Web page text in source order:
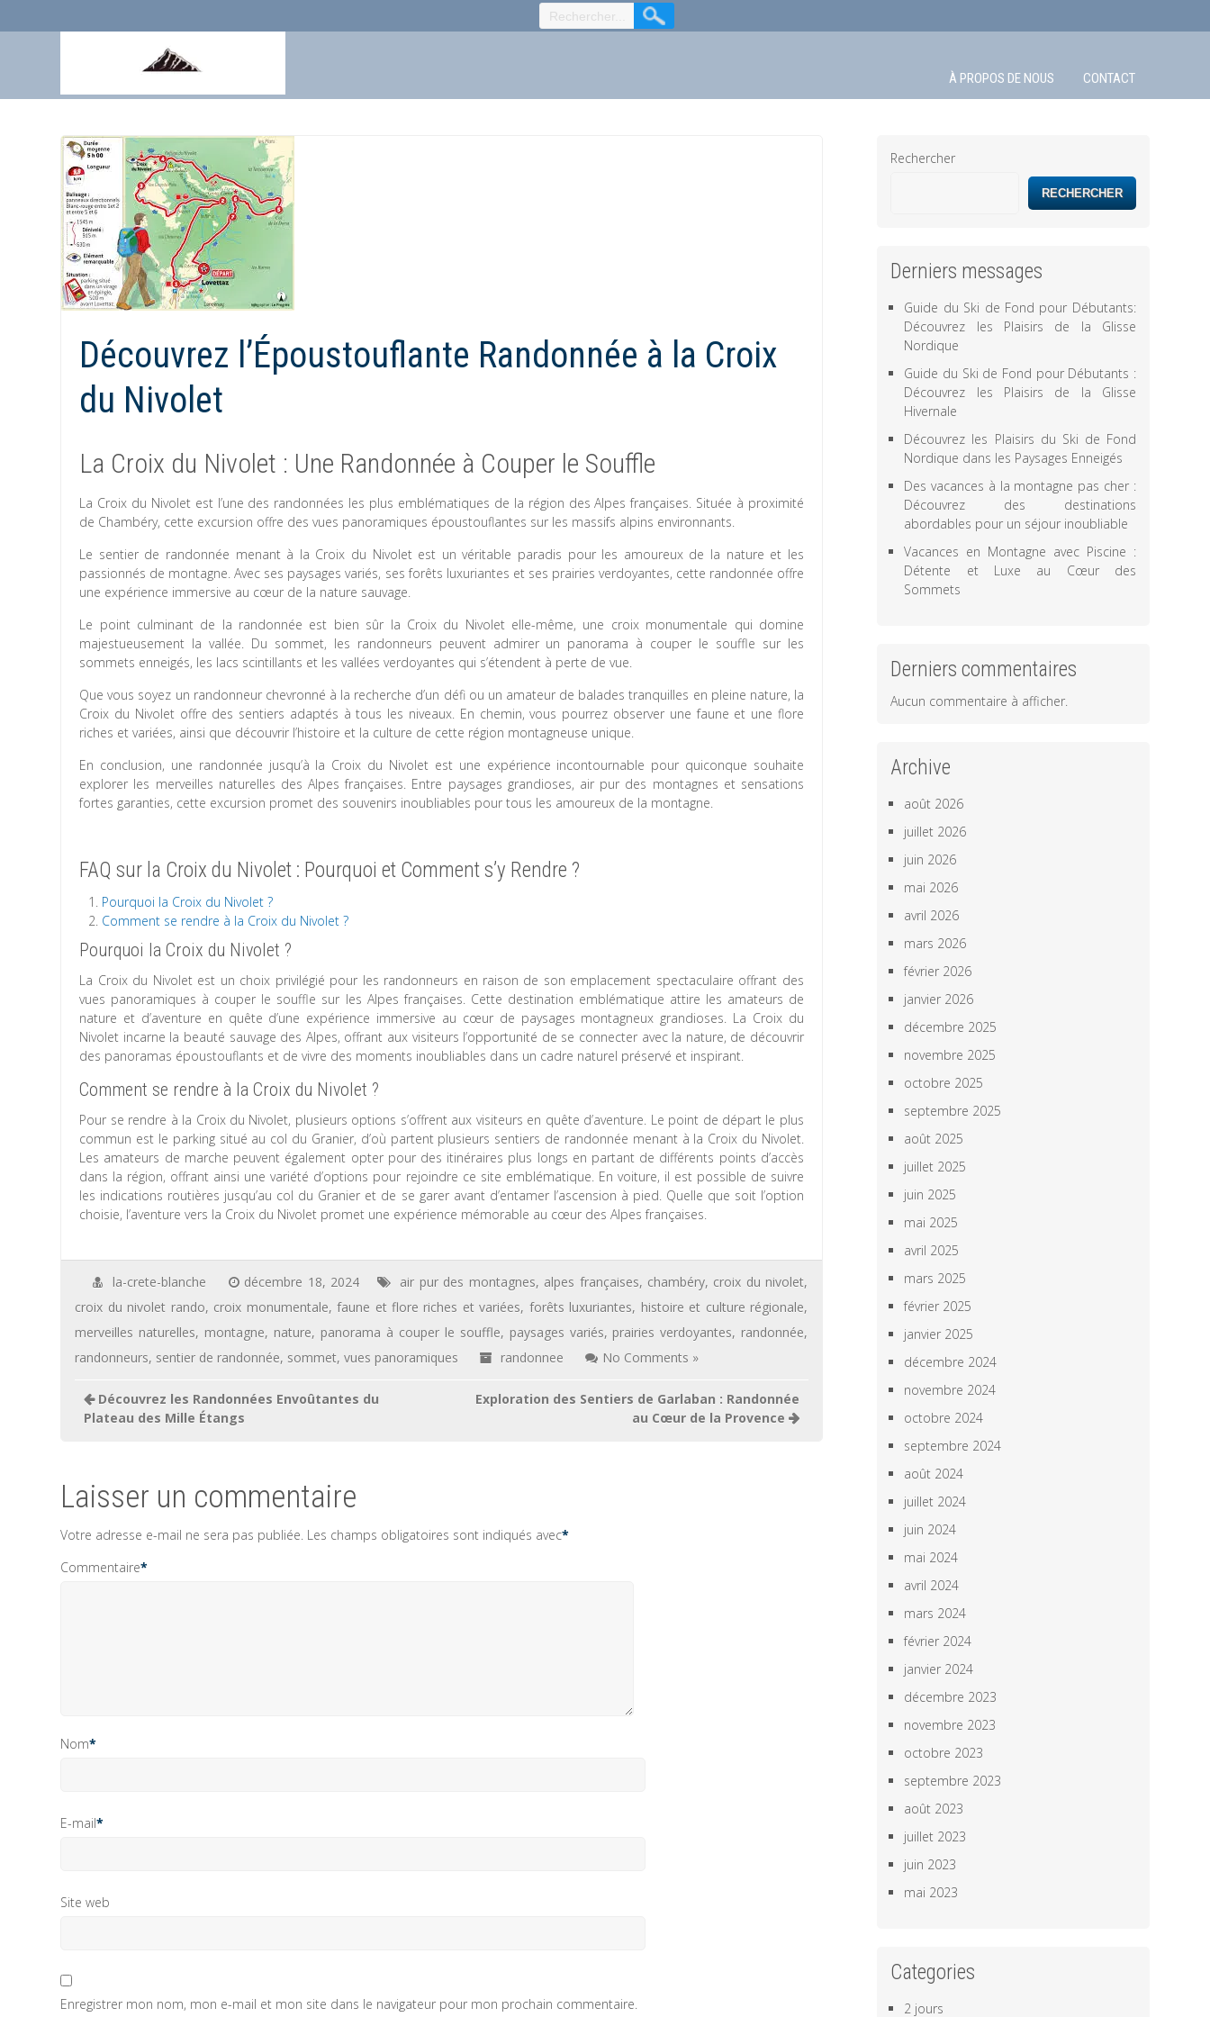
À PROPOS DE NOUS CONTACT
Découvrez l’Époustouflante Randonnée à la Croix
du Nivolet
La Croix du Nivolet : Une Randonnée à Couper le Souffle
La Croix du Nivolet est l’une des randonnées les plus emblématiques de la région des Alpes françaises. Située à proximité
de Chambéry, cette excursion offre des vues panoramiques époustouflantes sur les massifs alpins environnants.
Le sentier de randonnée menant à la Croix du Nivolet est un véritable paradis pour les amoureux de la nature et les
passionnés de montagne. Avec ses paysages variés, ses forêts luxuriantes et ses prairies verdoyantes, cette randonnée offre
une expérience immersive au cœur de la nature sauvage.
Le point culminant de la randonnée est bien sûr la Croix du Nivolet elle-même, une croix monumentale qui domine
majestueusement la vallée. Du sommet, les randonneurs peuvent admirer un panorama à couper le souffle sur les
sommets enneigés, les lacs scintillants et les vallées verdoyantes qui s’étendent à perte de vue.
Que vous soyez un randonneur chevronné à la recherche d’un défi ou un amateur de balades tranquilles en pleine nature, la
Croix du Nivolet offre des sentiers adaptés à tous les niveaux. En chemin, vous pourrez observer une faune et une flore
riches et variées, ainsi que découvrir l’histoire et la culture de cette région montagneuse unique.
En conclusion, une randonnée jusqu’à la Croix du Nivolet est une expérience incontournable pour quiconque souhaite
explorer les merveilles naturelles des Alpes françaises. Entre paysages grandioses, air pur des montagnes et sensations
fortes garanties, cette excursion promet des souvenirs inoubliables pour tous les amoureux de la montagne.
FAQ sur la Croix du Nivolet : Pourquoi et Comment s’y Rendre ?
Pourquoi la Croix du Nivolet ?
Comment se rendre à la Croix du Nivolet ?
Pourquoi la Croix du Nivolet ?
La Croix du Nivolet est un choix privilégié pour les randonneurs en raison de son emplacement spectaculaire offrant des
vues panoramiques à couper le souffle sur les Alpes françaises. Cette destination emblématique attire les amateurs de
nature et d’aventure en quête d’une expérience immersive au cœur de paysages montagneux grandioses. La Croix du
Nivolet incarne la beauté sauvage des Alpes, offrant aux visiteurs l’opportunité de se connecter avec la nature, de découvrir
des panoramas époustouflants et de vivre des moments inoubliables dans un cadre naturel préservé et inspirant.
Comment se rendre à la Croix du Nivolet ?
Pour se rendre à la Croix du Nivolet, plusieurs options s’offrent aux visiteurs en quête d’aventure. Le point de départ le plus
commun est le parking situé au col du Granier, d’où partent plusieurs sentiers de randonnée menant à la Croix du Nivolet.
Les amateurs de marche peuvent également opter pour des itinéraires plus longs en partant de différents points d’accès
dans la région, offrant ainsi une variété d’options pour rejoindre ce site emblématique. En voiture, il est possible de suivre
les indications routières jusqu’au col du Granier et de se garer avant d’entamer l’ascension à pied. Quelle que soit l’option
choisie, l’aventure vers la Croix du Nivolet promet une expérience mémorable au cœur des Alpes françaises.
la-crete-blanche décembre 18, 2024 air pur des montagnes, alpes françaises, chambéry, croix du nivolet,
croix du nivolet rando, croix monumentale,faune et flore riches et variées, forêts luxuriantes, histoire et culture régionale,
merveilles naturelles, montagne, nature, panorama à couper le souffle, paysages variés, prairies verdoyantes, randonnée,
randonneurs, sentier de randonnée, sommet,vues panoramiques randonnee No Comments »
Navigation
de
Découvrez les Randonnées Envoûtantes du
Plateau des Mille Étangs
Exploration des Sentiers de Garlaban : Randonnée
au Cœur de la Provence
Laisser un commentaire
Votre adresse e-mail ne sera pas publiée. Les champs obligatoires sont indiqués avec*
Commentaire*
Nom*
E-mail*
Site web
Enregistrer mon nom, mon e-mail et mon site dans le navigateur pour mon prochain commentaire.
Rechercher
RECHERCHER
Derniers messages
Guide du Ski de Fond pour Débutants:
Découvrez les Plaisirs de la Glisse
Nordique
Guide du Ski de Fond pour Débutants :
Découvrez les Plaisirs de la Glisse
Hivernale
Découvrez les Plaisirs du Ski de Fond
Nordique dans les Paysages Enneigés
Des vacances à la montagne pas cher :
Découvrez des destinations
abordables pour un séjour inoubliable
Vacances en Montagne avec Piscine :
Détente et Luxe au Cœur des
Sommets
Derniers commentaires
Aucun commentaire à afficher.
Archive
août 2026
juillet 2026
juin 2026
mai 2026
avril 2026
mars 2026
février 2026
janvier 2026
décembre 2025
novembre 2025
octobre 2025
septembre 2025
août 2025
juillet 2025
juin 2025
mai 2025
avril 2025
mars 2025
février 2025
janvier 2025
décembre 2024
novembre 2024
octobre 2024
septembre 2024
août 2024
juillet 2024
juin 2024
mai 2024
avril 2024
mars 2024
février 2024
janvier 2024
décembre 2023
novembre 2023
octobre 2023
septembre 2023
août 2023
juillet 2023
juin 2023
mai 2023
Categories
2 jours